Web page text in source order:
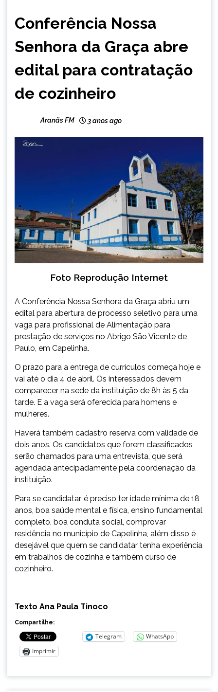
NOTÍCIAS
Conferência Nossa
Senhora da Graça abre
edital para contratação
de cozinheiro
Aranãs FM 3 anos ago
Foto Reprodução Internet
A Conferência Nossa Senhora da Graça abriu um
edital para abertura de processo seletivo para uma
vaga para profissional de Alimentação para
prestação de serviços no Abrigo São Vicente de
Paulo, em Capelinha.
O prazo para a entrega de currículos começa hoje e
vai até o dia 4 de abril. Os interessados devem
comparecer na sede da instituição de 8h às 5 da
tarde. E a vaga será oferecida para homens e
mulheres.
Haverá também cadastro reserva com validade de
dois anos. Os candidatos que forem classificados
serão chamados para uma entrevista, que será
agendada antecipadamente pela coordenação da
instituição.
Para se candidatar, é preciso ter idade mínima de 18
anos, boa saúde mental e física, ensino fundamental
completo, boa conduta social, comprovar
residência no município de Capelinha, além disso é
desejável que quem se candidatar tenha experiência
em trabalhos de cozinha e também curso de
cozinheiro.
Texto Ana Paula Tinoco
Compartilhe:
Telegram
WhatsApp
Imprimir